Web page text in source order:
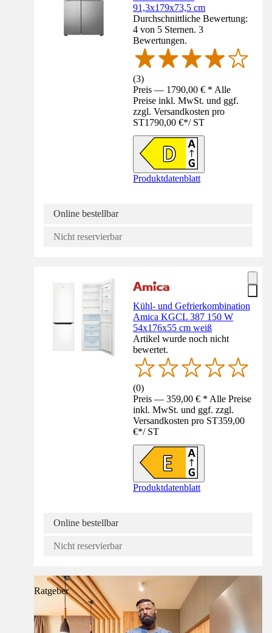
91,3x179x73,5 cm
Durchschnittliche Bewertung:
4 von 5 Sternen. 3
Bewertungen.
(3)
Preis — 1790,00 € * Alle
Preise inkl. MwSt. und ggf.
zzgl. Versandkosten pro
ST1790,00 €*/ ST
Produktdatenblatt
Online bestellbar
Nicht reservierbar
Kühl- und Gefrierkombination
Amica KGCL 387 150 W
54x176x55 cm weiß
Artikel wurde noch nicht
bewertet.
(0)
Preis — 359,00 € * Alle Preise
inkl. MwSt. und ggf. zzgl.
Versandkosten pro ST359,00
€*/ ST
Produktdatenblatt
Online bestellbar
Nicht reservierbar
Ratgeber